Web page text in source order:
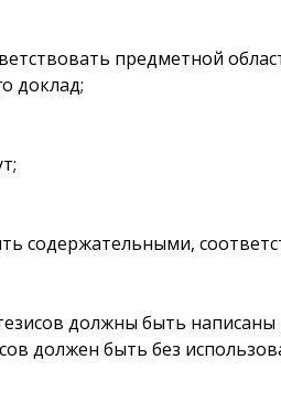
предметной
доклад;
содержательными,
должны быть
должен быть без